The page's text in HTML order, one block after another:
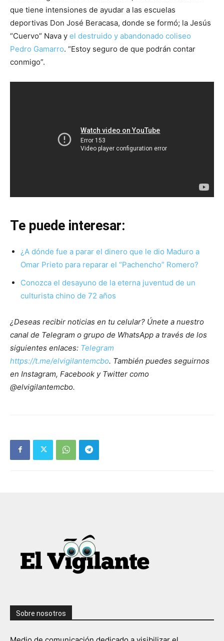
que tiene intensiones de ayudar a las escuelas
deportivas Don José Beracasa, donde se formó; la Jesús
“Cuervo” Nava y el destruido y abandonado coliseo
Pedro Gamarro. “Estoy seguro de que podrán contar
conmigo”.
Te puede interesar:
¿A dónde fue a parar el dinero que le dio Maduro a
Omar Prieto para reparar el “Pachencho” Romero?
Conozca el desayuno de la eterna juventud de un
culturista chino de 72 años
¿Deseas recibir noticias en tu celular? Únete a nuestro
canal de Telegram o grupo de WhatsApp a través de los
siguientes enlaces: Telegram
https://t.me/elvigilantemcbo. También puedes seguirnos
en Instagram, Facebook y Twitter como
@elvigilantemcbo.
Sobre nosotros